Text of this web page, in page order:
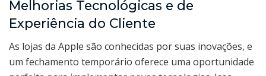
Melhorias Tecnológicas e de
Experiência do Cliente
As lojas da Apple são conhecidas por suas inovações, e
um fechamento temporário oferece uma oportunidade